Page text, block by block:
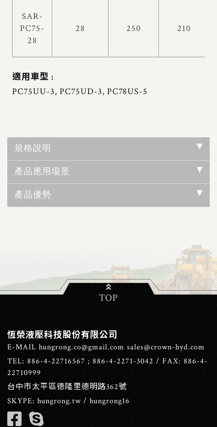
SAR-
PC75-
28
28 250 210
適用車型 :
PC75UU-3, PC75UD-3, PC78US-5
規格說明
產品應用場景
產品優勢
恆榮液壓科技股份有限公司
E-MAIL hungrong.co@gmail.com sales@crown-hyd.com
TEL: 886-4-22716567 ; 886-4-2271-3042 / FAX: 886-4-
22710999
台中市太平區德隆里德明路362號
SKYPE: hungrong.tw / hungrong16
TOP